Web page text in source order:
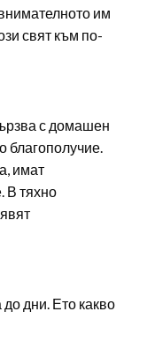
им
свят към по-
с домашен
благополучие.
имат
В тяхно
дни. Ето какво